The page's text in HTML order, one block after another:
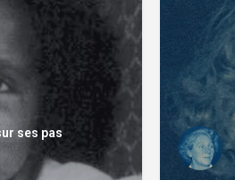
ses pas